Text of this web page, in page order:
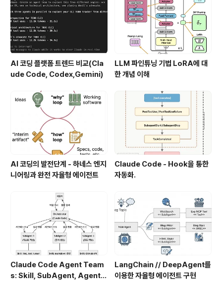
AI 코딩 플랫폼 트렌드 비교(Cla
ude Code, Codex,Gemini)
LLM 파인튜닝 기법 LoRA에 대
한 개념 이해
AI 코딩의 발전단계 - 하네스 엔지
니어링과 완전 자율형 에이전트
Claude Code - Hook을 통한
자동화.
Claude Code Agent Team
s: Skill, SubAgent, Agent T
LangChain // DeepAgent를
이용한 자율형 에이전트 구현